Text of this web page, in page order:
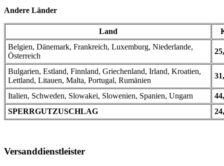
Andere Länder
Land
Belgien, Dänemark, Frankreich, Luxemburg, Niederlande,
Österreich
Bulgarien, Estland, Finnland, Griechenland, Irland, Kroatien,
Lettland, Litauen, Malta, Portugal, Rumänien
Italien, Schweden, Slowakei, Slowenien, Spanien, Ungarn
SPERRGUTZUSCHLAG
Versanddienstleister